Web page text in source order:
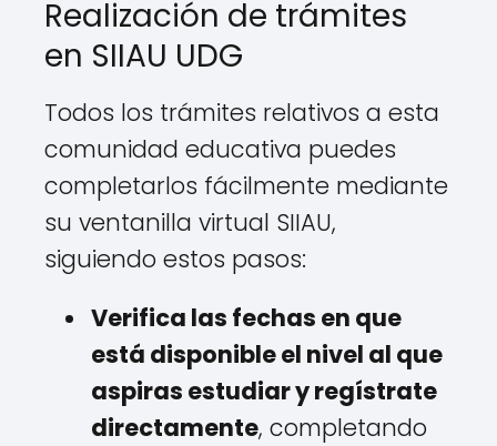
Realización de trámites
en SIIAU UDG
Todos los trámites relativos a esta
comunidad educativa puedes
completarlos fácilmente mediante
su ventanilla virtual SIIAU,
siguiendo estos pasos:
Verifica las fechas en que
está disponible el nivel al que
aspiras estudiar y regístrate
directamente, completando